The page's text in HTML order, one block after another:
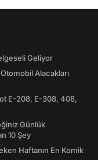
Geliyor
Alacakları
E-208, E-308, 408,
Günlük
10 Şey
Haftanın En Komik